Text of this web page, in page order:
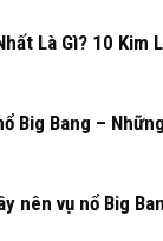
Là Gì? 10 Kim
Big Bang –
nên vụ nổ Big